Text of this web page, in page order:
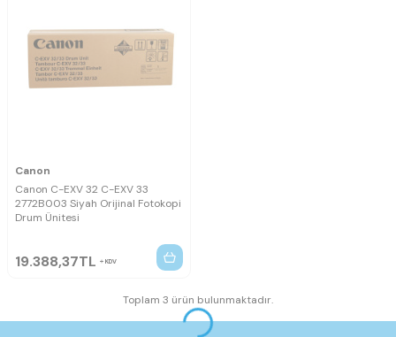
Canon
Canon C-EXV 32 C-EXV 33
2772B003 Siyah Orijinal Fotokopi
Drum Ünitesi
19.388,37TL KDV
Toplam 3 ürün bulunmaktadır.